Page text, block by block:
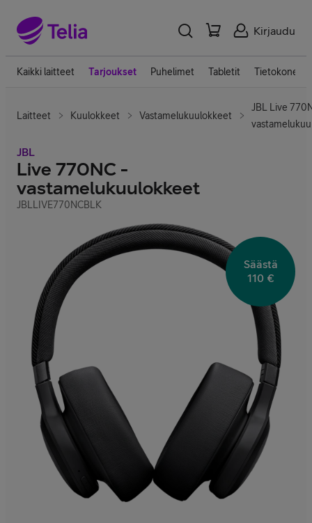
Kirjaudu
Kaikki laitteet Tarjoukset Puhelimet Tabletit Tietokoneet
Laitteet Kuulokkeet Vastamelukuulokkeet
JBL Live
Säästä
110 €
JBL
Live 770NC -
vastamelukuulokkeet
JBLLIVE770NCBLK